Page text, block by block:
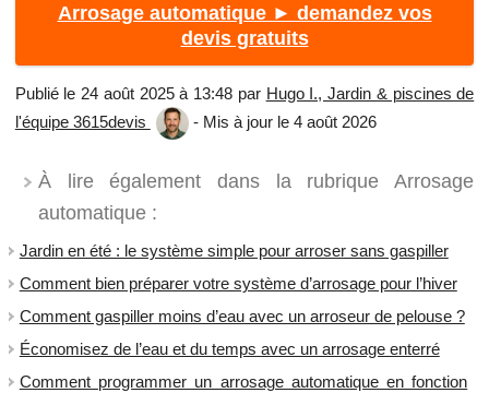
Arrosage automatique ► demandez vos
devis gratuits
Publié le 24 août 2025 à 13:48 par Hugo I., Jardin & piscines de
l'équipe 3615devis
- Mis à jour le 4 août 2026
À lire également dans la rubrique Arrosage
automatique :
Jardin en été : le système simple pour arroser sans gaspiller
Comment bien préparer votre système d’arrosage pour l’hiver
Comment gaspiller moins d’eau avec un arroseur de pelouse ?
Économisez de l’eau et du temps avec un arrosage enterré
Comment programmer un arrosage automatique en fonction